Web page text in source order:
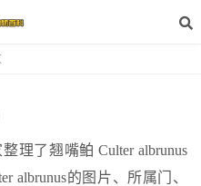
理了翘嘴鲌 Culter albrunus
albrunus的图片、所属门、